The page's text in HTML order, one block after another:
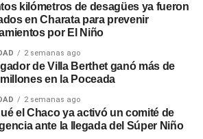
kilómetros de desagües ya fueron
en Charata para prevenir
por El Niño
2 semanas ago
de Villa Berthet ganó más de
en la Poceada
2 semanas ago
el Chaco ya activó un comité de
ante la llegada del Súper Niño